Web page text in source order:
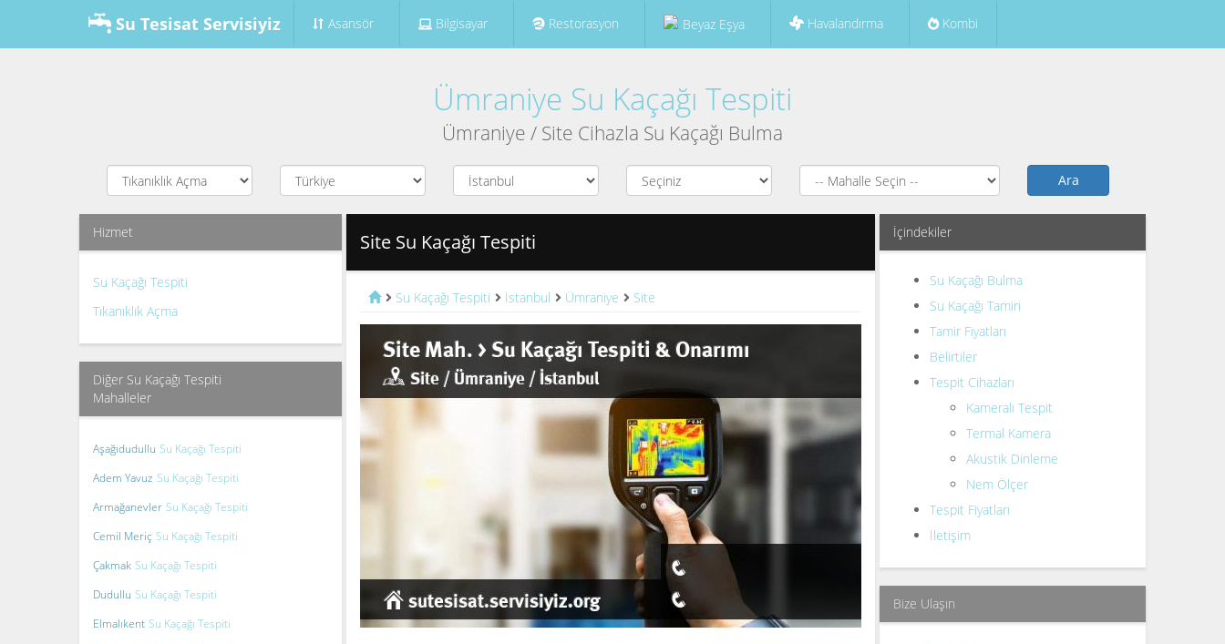
Su Tesisat Servisiyiz Asansör Bilgisayar Restorasyon Beyaz Eşya Havalandırma Kombi
Ümraniye Su Kaçağı Tespiti
Ümraniye / Site Cihazla Su Kaçağı Bulma
Ara
Site Su Kaçağı Tespiti
Su Kaçağı Tespiti İstanbul Ümraniye Site
Hizmet
Su Kaçağı Tespiti
Tıkanıklık Açma
Diğer Su Kaçağı Tespiti
Mahalleler
Aşağıdudullu Su Kaçağı Tespiti
Adem Yavuz Su Kaçağı Tespiti
Armağanevler Su Kaçağı Tespiti
Cemil Meriç Su Kaçağı Tespiti
Çakmak Su Kaçağı Tespiti
Dudullu Su Kaçağı Tespiti
Elmalıkent Su Kaçağı Tespiti
İçindekiler
Su Kaçağı Bulma
Su Kaçağı Tamiri
Tamir Fiyatları
Belirtiler
Tespit Cihazları
Kameralı Tespit
Termal Kamera
Akustik Dinleme
Nem Ölçer
Tespit Fiyatları
İletişim
Bize Ulaşın